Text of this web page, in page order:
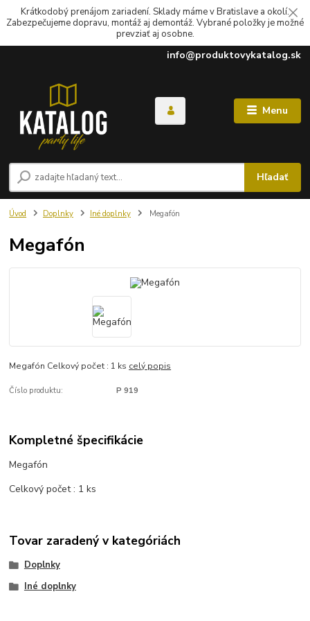
Krátkodobý prenájom zariadení. Sklady máme v Bratislave a okolí.
Zabezpečujeme dopravu, montáž aj demontáž. Vybrané položky je možné
prevziať aj osobne.
Menu
Hľadať
info@produktovykatalog.sk
Úvod Doplnky Iné doplnky Megafón
Megafón
Megafón Celkový počet : 1 ks celý popis
Číslo produktu: P 919
Kompletné špecifikácie
Megafón
Celkový počet : 1 ks
Tovar zaradený v kategóriách
Doplnky
Iné doplnky